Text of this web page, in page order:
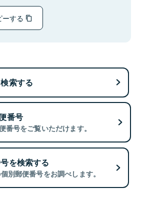
ーする
索する
番号
番号をご覧いただけます。
を検索する
別郵便番号をお調べします。